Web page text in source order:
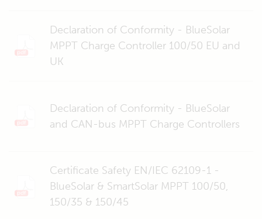
Declaration of Conformity - BlueSolar
MPPT Charge Controller 100/50 EU and
UK
Declaration of Conformity - BlueSolar
and CAN-bus MPPT Charge Controllers
Certificate Safety EN/IEC 62109-1 -
BlueSolar & SmartSolar MPPT 100/50,
150/35 & 150/45